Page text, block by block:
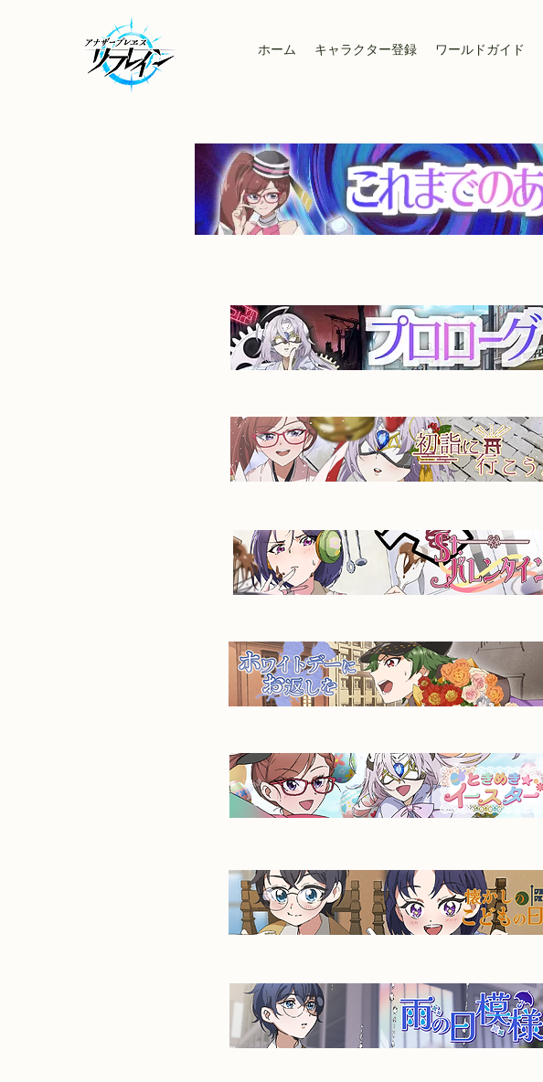
ホーム キャラクター登録 ワールドガイド